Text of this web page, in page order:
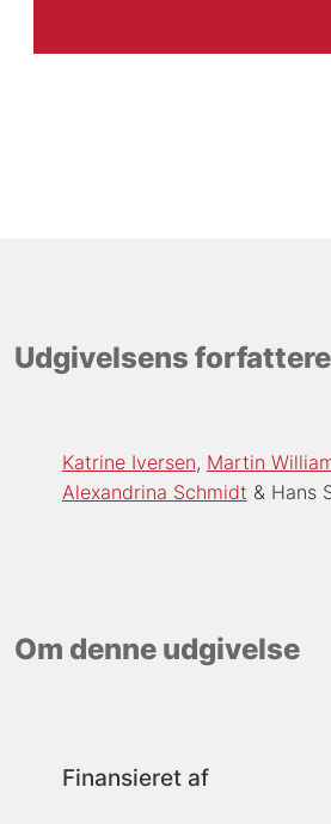
Udgivelsens forfattere
Katrine Iversen Martin
Alexandrina Schmidt
Hans
Om denne udgivelse
Finansieret af